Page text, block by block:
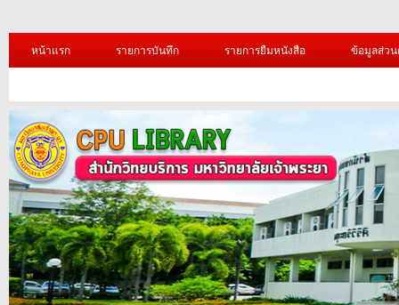
หน้าแรก รายการบันทึก รายการยืมหนังสือ ข้อมูลส่ว